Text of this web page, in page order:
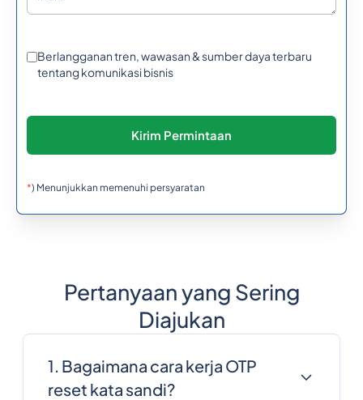
Berlangganan tren, wawasan & sumber daya terbaru
tentang komunikasi bisnis
*) Menunjukkan memenuhi persyaratan
Pertanyaan yang Sering
Diajukan
1. Bagaimana cara kerja OTP
reset kata sandi?